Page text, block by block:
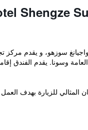
سوزهو، و يقدم مركز
المثالي للزيارة بهدف